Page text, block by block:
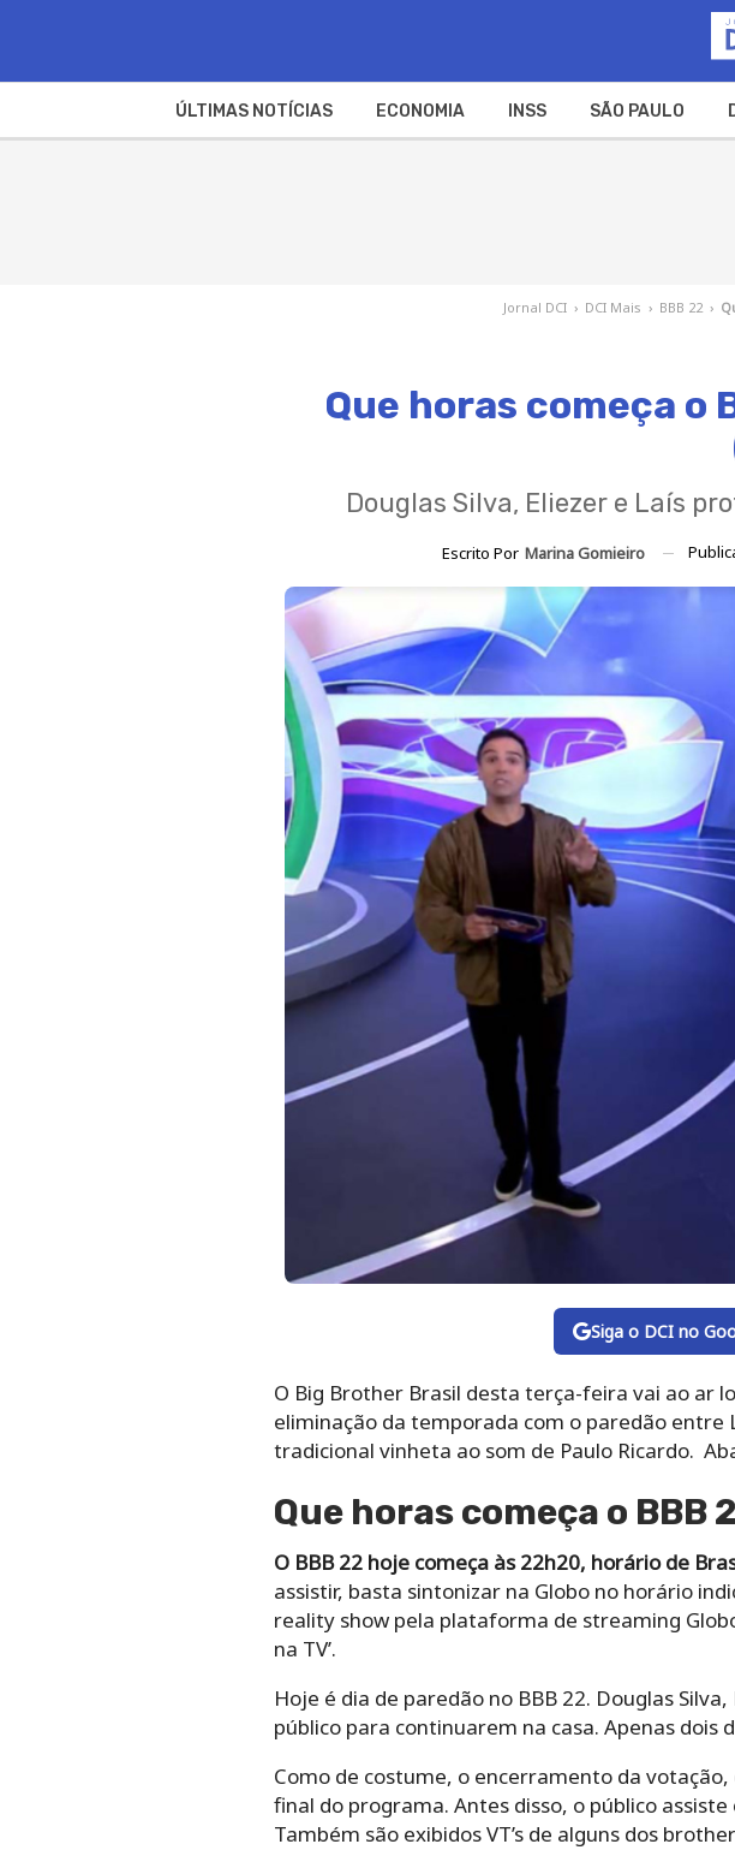
ÚLTIMAS NOTÍCIAS ECONOMIA INSS SÃO PAULO
Jornal DCI › DCI Mais › BBB 22 ›
Que horas começa o
Douglas Silva, Eliezer e Laís
Escrito Por Marina Gomieiro
Siga o DCI no
O Big Brother Brasil desta terça-feira vai ao ar
eliminação da temporada com o paredão entre
tradicional vinheta ao som de Paulo Ricardo.
Que horas começa o BBB
O BBB 22 hoje começa às 22h20, horário de
assistir, basta sintonizar na Globo no horário
reality show pela plataforma de streaming
na TV’.
Hoje é dia de paredão no BBB 22. Douglas
público para continuarem na casa. Apenas dois
Como de costume, o encerramento da
final do programa. Antes disso, o público assiste
Também são exibidos VT’s de alguns dos